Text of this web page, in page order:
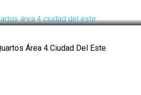
Área 4 Ciudad Del Este